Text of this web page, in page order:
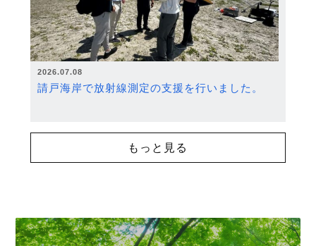
2026.07.08
請戸海岸で放射線測定の支援を行いました。
もっと見る